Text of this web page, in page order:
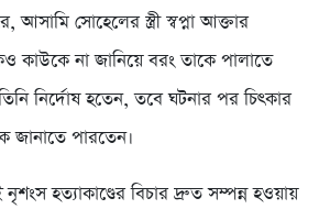
আসামি সোহেলের স্ত্রী স্বপ্না আক্তার
কাউকে না জানিয়ে বরং তাকে পালাতে
নির্দোষ হতেন, তবে ঘটনার পর চিৎকার
পারতেন।
হত্যাকাণ্ডের বিচার দ্রুত সম্পন্ন হওয়ায়